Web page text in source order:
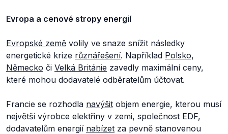
Evropa a cenové stropy energií
Evropské země volily ve snaze snížit následky
energetické krize různářešení. Například Polsko,
Německo či Velká Británie zavedly maximální ceny,
které mohou dodavatelé odběratelům účtovat.
Francie se rozhodla navýšit objem energie, kterou musí
největší výrobce elektřiny v zemi, společnost EDF,
dodavatelům energií nabízet za pevně stanovenou